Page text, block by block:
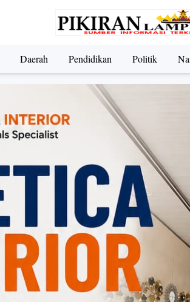
Daerah Pendidikan Politik
Nasional Olahraga